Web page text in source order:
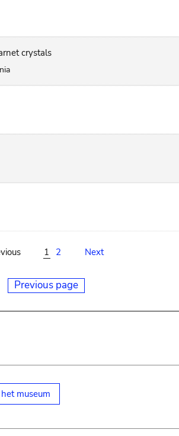
crystals
1 2 Next
Previous page
museum